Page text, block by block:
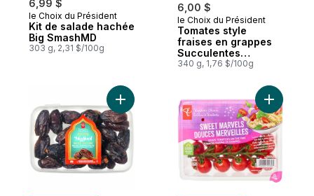
6,99 $
le Choix du Président
Kit de salade hachée
Big SmashMD
303 g, 2,31 $/100g
6,00 $
Coup de cœur
le Choix du Président
Tomates style
fraises en grappes
Succulentes
beautés
340 g, 1,76 $/100g
Ajouter Dattes entières sucrées deAjouter